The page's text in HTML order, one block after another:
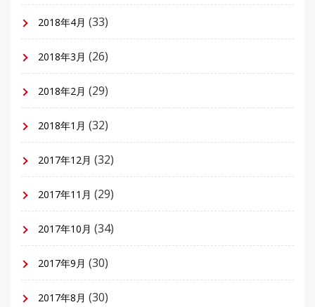
2018年4月 (33)
2018年3月 (26)
2018年2月 (29)
2018年1月 (32)
2017年12月 (32)
2017年11月 (29)
2017年10月 (34)
2017年9月 (30)
2017年8月 (30)